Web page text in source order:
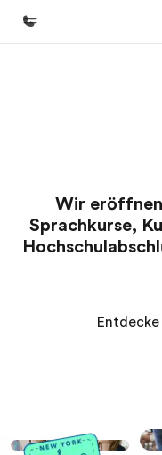
Büros
Büros in der Nähe
Wir
Sprachkurse,